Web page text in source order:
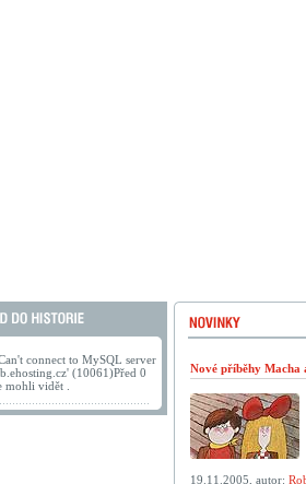
connect to MySQL server
(10061)Před 0
mohli vidět .
Nové příběhy Macha
19.11.2005, autor: